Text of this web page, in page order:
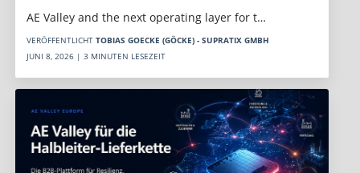
AE Valley and the next operating layer for t…
VERÖFFENTLICHT TOBIAS GOECKE (GÖCKE) - SUPRATIX GMBH
JUNI 8, 2026 | 3 MINUTEN LESEZEIT